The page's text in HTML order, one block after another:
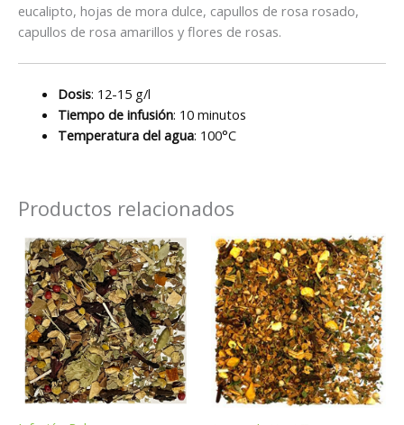
eucalipto, hojas de mora dulce, capullos de rosa rosado,
capullos de rosa amarillos y flores de rosas.
Dosis: 12-15 g/l
Tiempo de infusión: 10 minutos
Temperatura del agua: 100°C
Productos relacionados